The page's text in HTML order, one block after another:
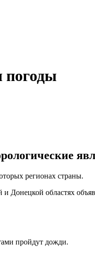
погоды
регионах страны.
Донецкой областях
пройдут дожди.